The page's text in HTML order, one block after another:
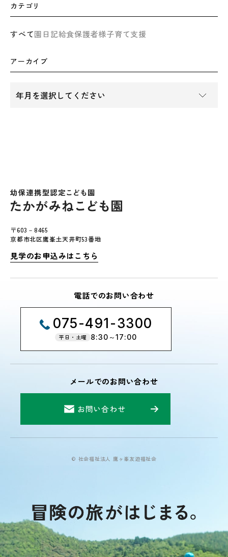
カテゴリ
すべて園日記給食保護者様子育て支援
アーカイブ
〒603－8465
京都市北区鷹峯土天井町53番地
見学のお申込みはこちら
電話でのお問い合わせ
075-491-3300
平日・土曜 8:30～17:00
メールでのお問い合わせ
お問い合わせ
© 社会福祉法人 鷹ヶ峯友遊福祉会